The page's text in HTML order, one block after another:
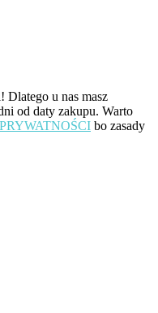
Dlatego u nas masz
od daty zakupu. Warto
bo zasady